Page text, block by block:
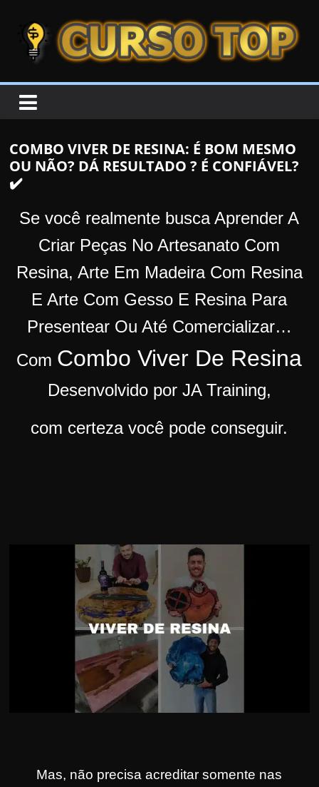
CURSOTOP
s
e
l
COMBO VIVER DE RESINA: É BOM MESMO
OU NÃO? DÁ RESULTADO ? É CONFIÁVEL?
✔️
Se você realmente busca Aprender A
Criar Peças No Artesanato Com
Resina, Arte Em Madeira Com Resina
E Arte Com Gesso E Resina Para
Presentear Ou Até Comercializar…
Com Combo Viver De Resina
Desenvolvido por JA Training,
com certeza você pode conseguir.
Mas, não precisa acreditar somente nas